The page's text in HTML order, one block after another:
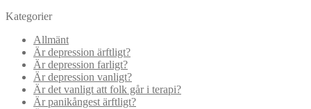
Kategorier
Allmänt
Är depression ärftligt?
Är depression farligt?
Är depression vanligt?
Är det vanligt att folk går i terapi?
Är panikångest ärftligt?